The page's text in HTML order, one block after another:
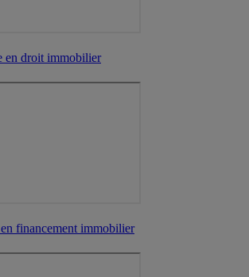
en droit immobilier
financement immobilier